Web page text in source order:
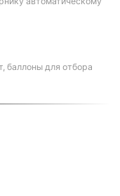
баллоны для отбора